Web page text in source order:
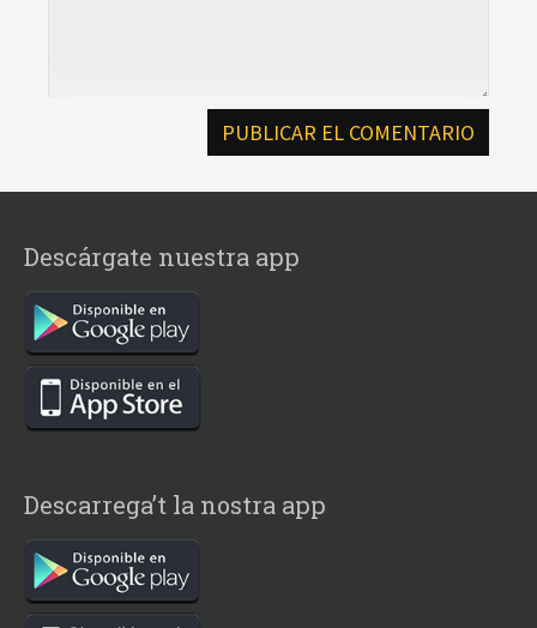
Descárgate nuestra app
Descarrega’t la nostra app